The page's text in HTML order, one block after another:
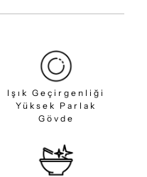
Işık Geçirgenliği
Yüksek Parlak
Gövde